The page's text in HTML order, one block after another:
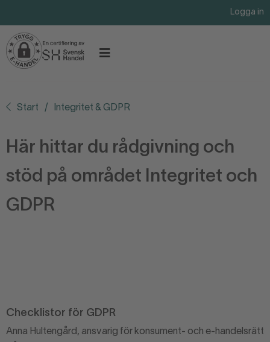
Logga in
Start Integritet & GDPR
Här hittar du rådgivning och
stöd på området Integritet och
GDPR
Checklistor för GDPR
Anna Hultengård, ansvarig för konsument- och e-handelsrätt